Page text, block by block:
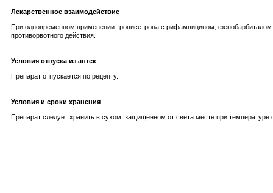
Лекарственное взаимодействие
При одновременном применении трописетрона с рифампицином,
противорвотного действия.
Условия отпуска из аптек
Препарат отпускается по рецепту.
Условия и сроки хранения
Препарат следует хранить в сухом, защищенном от света месте при температуре